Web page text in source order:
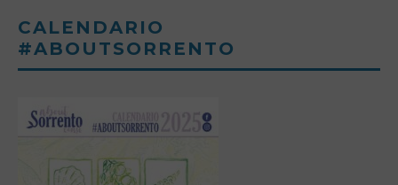
CALENDARIO
#ABOUTSORRENTO